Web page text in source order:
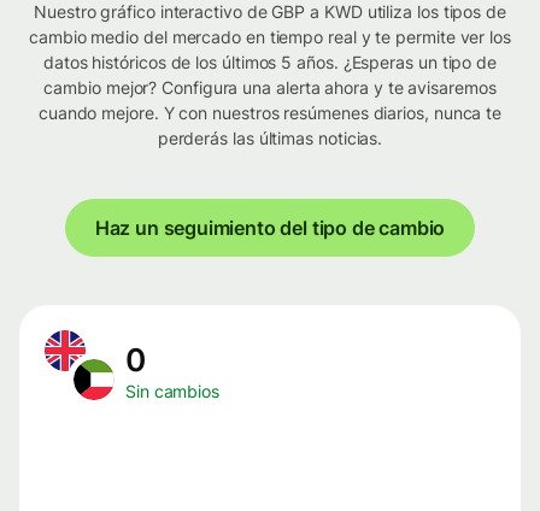
Nuestro gráfico interactivo de GBP a KWD utiliza los tipos de
cambio medio del mercado en tiempo real y te permite ver los
datos históricos de los últimos 5 años. ¿Esperas un tipo de
cambio mejor? Configura una alerta ahora y te avisaremos
cuando mejore. Y con nuestros resúmenes diarios, nunca te
perderás las últimas noticias.
Haz un seguimiento del tipo de cambio
0
Sin cambios